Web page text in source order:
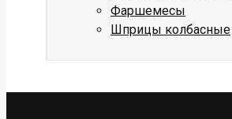
Фаршемесы
Шприцы колбасные